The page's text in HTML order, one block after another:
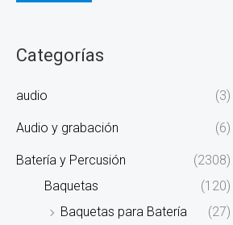
Categorías
audio (3)
Audio y grabación (6)
Batería y Percusión
(2308)
Baquetas
(120)
Baquetas para Batería
(27)